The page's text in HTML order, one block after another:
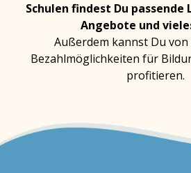
Schulen findest Du passende
Angebote und
Außerdem kannst Du
Bezahlmöglichkeiten für
profitieren.